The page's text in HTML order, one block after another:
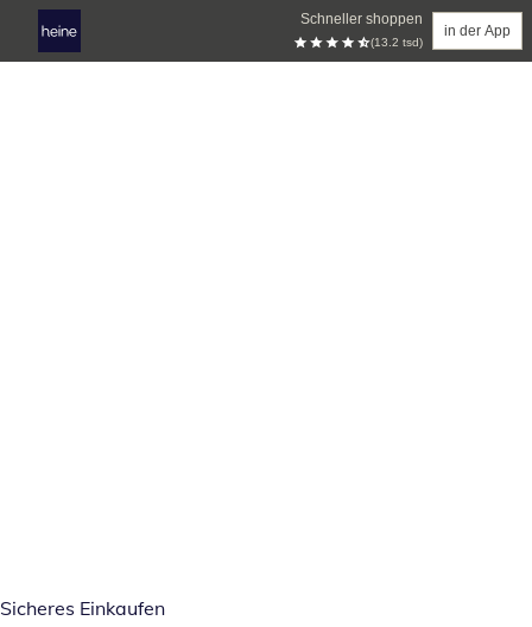
Schneller shoppen
(13.2 tsd)
in der App
Sicheres Einkaufen